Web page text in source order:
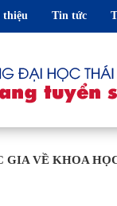
thiệu Tin tức
VỀ KHOA